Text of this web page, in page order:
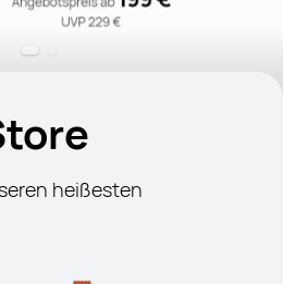
heißesten